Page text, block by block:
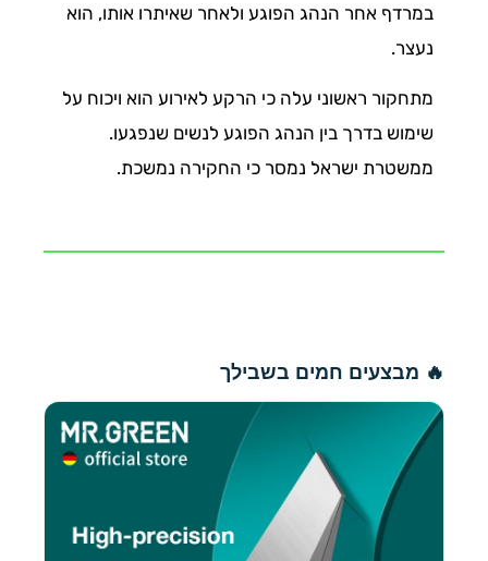
במרדף אחר הנהג הפוגע ולאחר שאיתרו אותו, הוא
נעצר.
מתחקור ראשוני עלה כי הרקע לאירוע הוא ויכוח על
שימוש בדרך בין הנהג הפוגע לנשים שנפגעו.
ממשטרת ישראל נמסר כי החקירה נמשכת.
🔥 מבצעים חמים בשבילך